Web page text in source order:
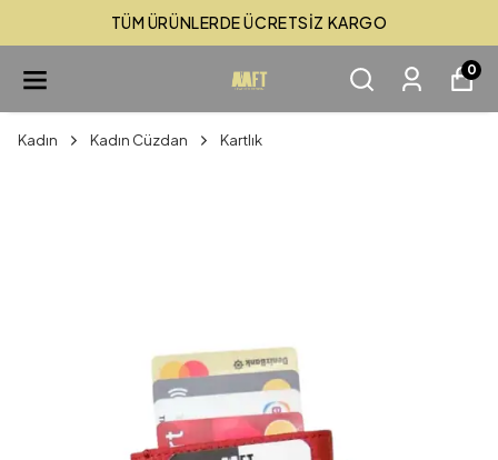
TÜM ÜRÜNLERDE ÜCRETSİZ KARGO
0
Kadın Kadın Cüzdan Kartlık